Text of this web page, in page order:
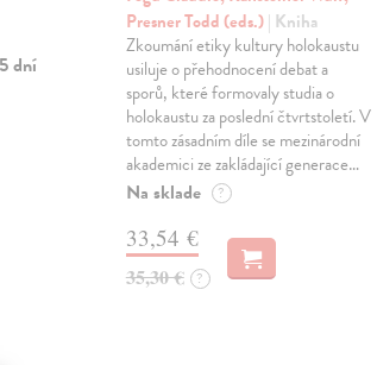
dní
Presner Todd (eds.)| Kniha
Zkoumání etiky kultury holokaustu
usiluje o přehodnocení debat a
sporů, které formovaly studia o
holokaustu za poslední čtvrtstoletí. V
tomto zásadním díle se mezinárodní
akademici ze zakládající generace…
Na sklade ?
33,54 €
35,30 € ?